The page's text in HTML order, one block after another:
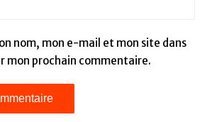
nom, mon e-mail et mon site dans
mon prochain commentaire.